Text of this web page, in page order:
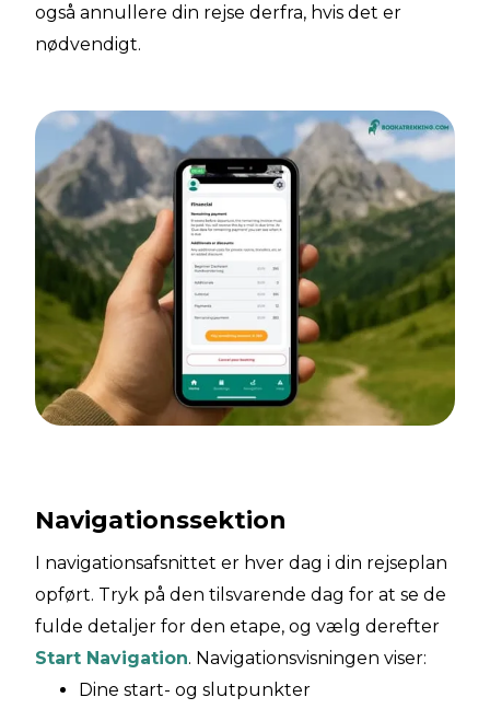
også annullere din rejse derfra, hvis det er
nødvendigt.
Navigationssektion
I navigationsafsnittet er hver dag i din rejseplan
opført. Tryk på den tilsvarende dag for at se de
fulde detaljer for den etape, og vælg derefter
Start Navigation. Navigationsvisningen viser:
Dine start- og slutpunkter